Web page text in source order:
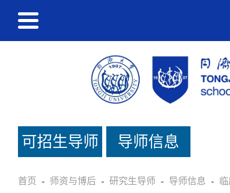
可招生导师
名单
导师信息
首页 - 师资与博后 - 研究生导师 - 导师信息 -